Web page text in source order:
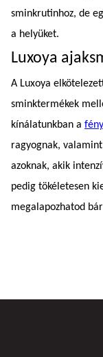
sminkrutinhoz, de
a helyüket.
Luxoya
A Luxoya
sminktermékek
kínálatunkban a
ragyognak,
azoknak, akik
pedig tökéletesen
megalapozhatod